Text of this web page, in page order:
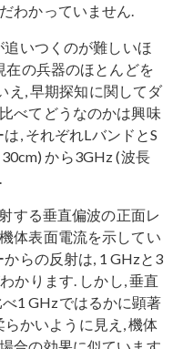
わかっていません.
いつくのが難しいほ
在の兵器のほとんどを
え, 早期探知に関してダ
べてどうなのかは興味
, それぞれLバンドとS
から3GHz (波長
する垂直偏波の正面レ
体表面電流を示してい
らの反射は, 1 GHzと3
かります. しかし, 垂直
1 GHzではるかに顕著
かいように見え, 機体